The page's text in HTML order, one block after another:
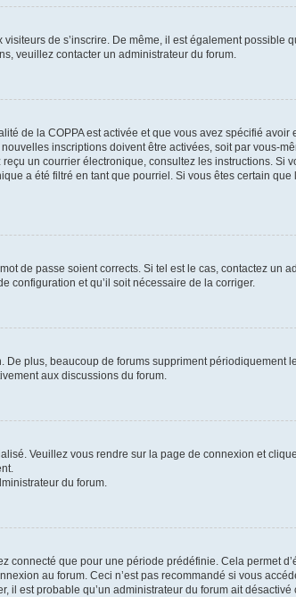
de s’inscrire. De même, il est également possible
veuillez contacter un administrateur du forum.
de la COPPA est activée et que vous avez spécifié avoir
inscriptions doivent être activées, soit par vous-
un courrier électronique, consultez les instructions. Si
a été filtré en tant que pourriel. Si vous êtes certain
de passe soient corrects. Si tel est le cas, contactez un
configuration et qu’il soit nécessaire de la corriger.
plus, beaucoup de forums suppriment périodiquement
aux discussions du forum.
Veuillez vous rendre sur la page de connexion et
du forum.
que pour une période prédéfinie. Cela permet
au forum. Ceci n’est pas recommandé si vous
est probable qu’un administrateur du forum ait désactivé